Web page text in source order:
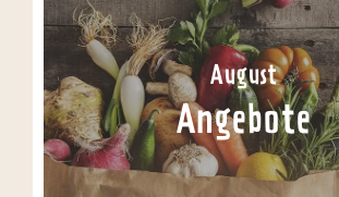
August
Angebote